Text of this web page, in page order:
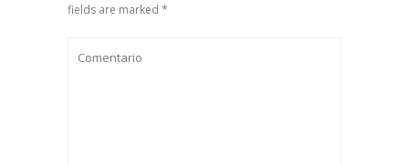
fields are marked *